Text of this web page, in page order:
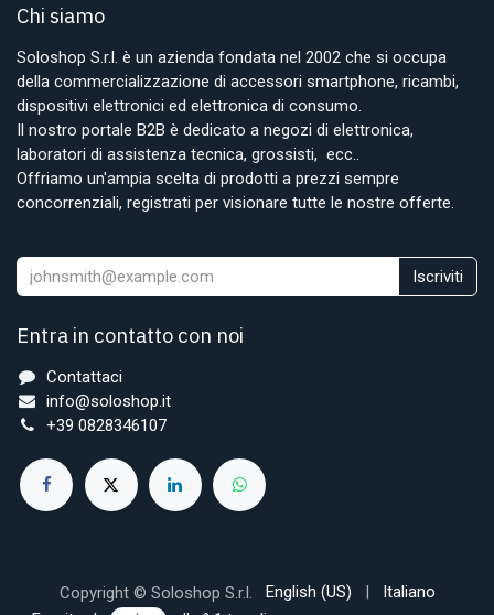
Chi siamo
Soloshop S.r.l. è un azienda fondata nel 2002 che si occupa
della commercializzazione di accessori smartphone, ricambi,
dispositivi elettronici ed elettronica di consumo.
Il nostro portale B2B è dedicato a negozi di elettronica,
laboratori di assistenza tecnica, grossisti, ecc..
Offriamo un'ampia scelta di prodotti a prezzi sempre
concorrenziali, registrati per visionare tutte le nostre offerte.
Iscriviti
Entra in contatto con noi
Contattaci
info@soloshop.it
+39 0828346107
Copyright © Soloshop S.r.l. English (US) |
Italiano